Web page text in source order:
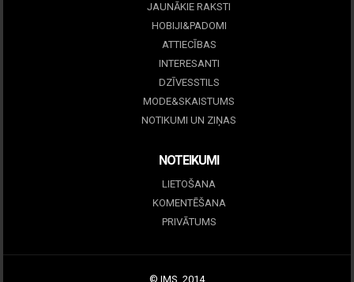
JAUNĀKIE RAKSTI
HOBIJI&PADOMI
ATTIECĪBAS
INTERESANTI
DZĪVESSTILS
MODE&SKAISTUMS
NOTIKUMI UN ZIŅAS
NOTEIKUMI
LIETOŠANA
KOMENTĒŠANA
PRIVĀTUMS
© IMS, 2014